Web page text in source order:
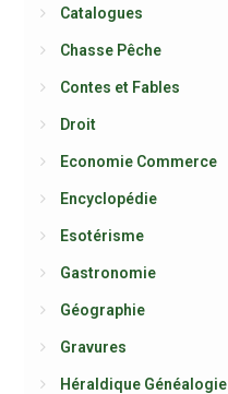
Catalogues
Chasse Pêche
Contes et Fables
Droit
Economie Commerce
Encyclopédie
Esotérisme
Gastronomie
Géographie
Gravures
Héraldique Généalogie